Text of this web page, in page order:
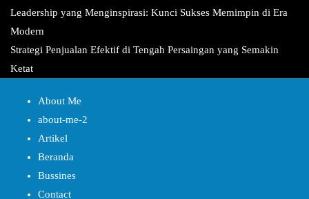
Navigasi
pos
Leadership yang Menginspirasi: Kunci Sukses Memimpin di Era
Modern
Strategi Penjualan Efektif di Tengah Persaingan yang Semakin
Ketat
About Me
about-me-2
Artikel
Beranda
Bussines
Contact